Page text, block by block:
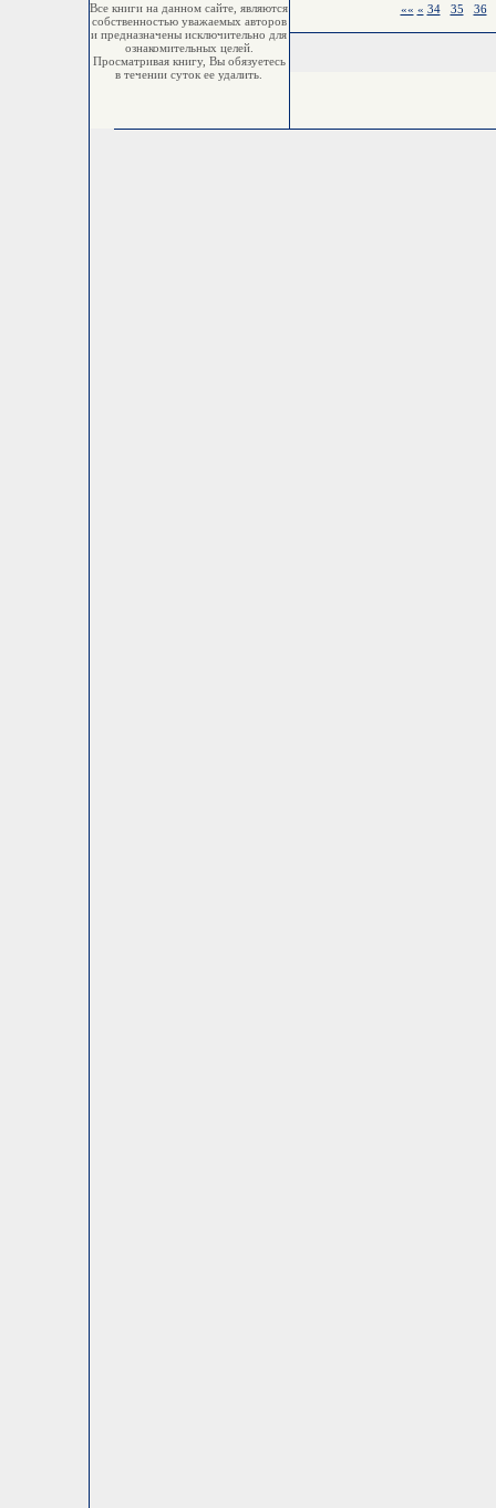
Все книги на данном сайте, являются
собственностью уважаемых авторов
и предназначены исключительно для
ознакомительных целей.
Просматривая книгу, Вы обязуетесь
в течении суток ее удалить.
«« « 34 35 36